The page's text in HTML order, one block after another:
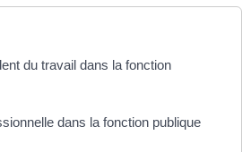
du travail dans la fonction
dans la fonction publique